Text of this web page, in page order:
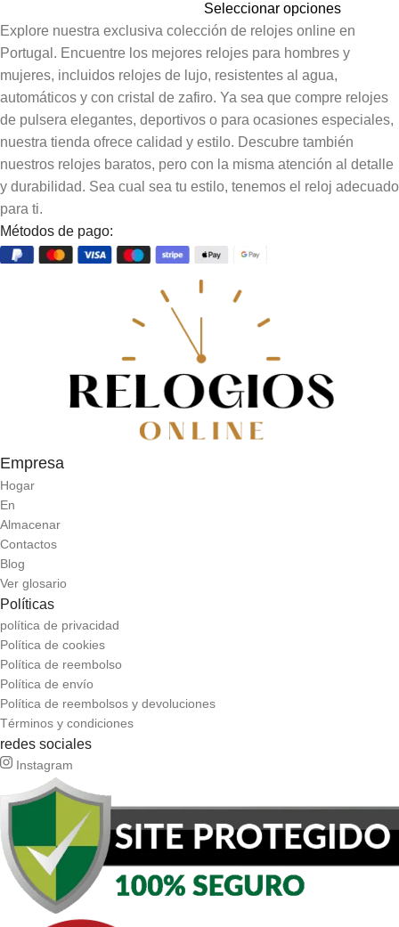
Seleccionar opciones
Explore nuestra exclusiva colección de relojes online en
Portugal. Encuentre los mejores relojes para hombres y
mujeres, incluidos relojes de lujo, resistentes al agua,
automáticos y con cristal de zafiro. Ya sea que compre relojes
de pulsera elegantes, deportivos o para ocasiones especiales,
nuestra tienda ofrece calidad y estilo. Descubre también
nuestros relojes baratos, pero con la misma atención al detalle
y durabilidad. Sea cual sea tu estilo, tenemos el reloj adecuado
para ti.
Métodos de pago:
Empresa
Hogar
En
Almacenar
Contactos
Blog
Ver glosario
Políticas
política de privacidad
Política de cookies
Política de reembolso
Política de envío
Política de reembolsos y devoluciones
Términos y condiciones
redes sociales
Instagram